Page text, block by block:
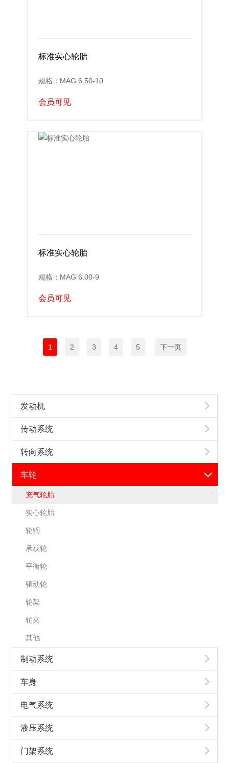
发动机
传动系统
转向系统
车轮
充气轮胎
实心轮胎
轮辋
承载轮
平衡轮
驱动轮
轮架
轮夹
其他
制动系统
车身
电气系统
液压系统
门架系统
标准实心轮胎
规格：MAG 6.50-10
会员可见
标准实心轮胎
规格：MAG 6.00-9
会员可见
1 2 3 4 5 下一页